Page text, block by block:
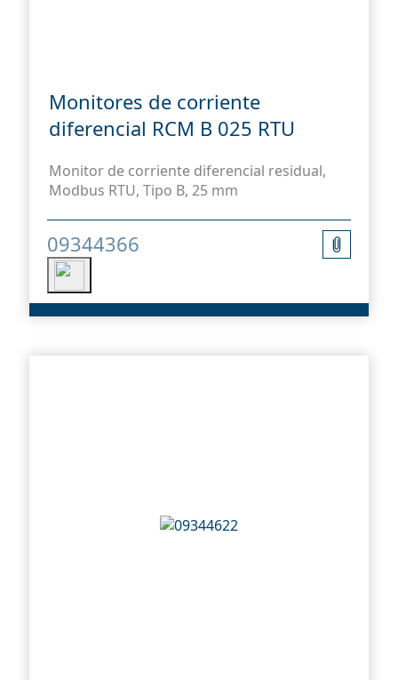
Monitores de corriente
diferencial RCM B 025 RTU
Monitor de corriente diferencial residual,
Modbus RTU, Tipo B, 25 mm
09344366